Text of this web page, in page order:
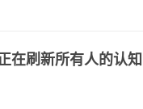
在刷新所有人的认知